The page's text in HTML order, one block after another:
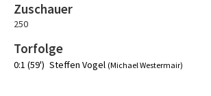
Zuschauer
250
Torfolge
0:1 (59') Steffen Vogel (Michael Westermair)